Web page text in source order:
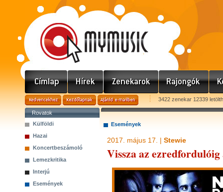
3422 zenekar 12339
Rovatok
Külföldi
Hazai
Koncertbeszámoló
Lemezkritika
Interjú
Események
Események
2017. május 17. | Stewie
Vissza az ezredfordulóig